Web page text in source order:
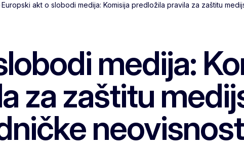
Europski akt o slobodi medija: Komisija predložila pravila za zaštitu
medija:
za zaštitu